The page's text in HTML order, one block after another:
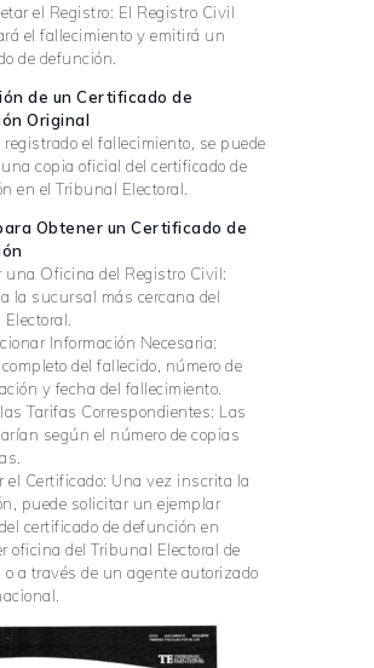
el Registro: El Registro Civil
el fallecimiento y emitirá un
de defunción.
de un Certificado de
Original
registrado el fallecimiento, se puede
copia oficial del certificado de
en el Tribunal Electoral.
Obtener un Certificado de
una Oficina del Registro Civil:
la sucursal más cercana del
Información Necesaria:
del fallecido, número de
y fecha del fallecimiento.
Tarifas Correspondientes: Las
según el número de copias
el Certificado: Una vez inscrita la
puede solicitar un ejemplar
certificado de defunción en
oficina del Tribunal Electoral de
o a través de un agente autorizado